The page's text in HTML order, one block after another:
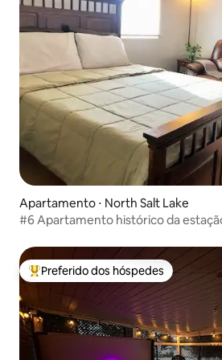
Apartamento ⋅ North Salt Lake
#6 Apartamento histórico da
Entre os melhores preferidos dos
Preferido dos hóspedes